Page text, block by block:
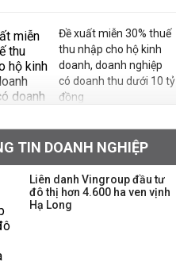
Đề xuất miễn 30% thuế
thu nhập cho hộ kinh
doanh, doanh nghiệp
có doanh thu dưới 10 tỷ
đồng
gần 500 triệu cổ phiếu,
tăng vốn lên gần
77.800 tỷ
TIN DOANH NGHIỆP
Liên danh Vingroup đầu tư
đô thị hơn 4.600 ha ven vịnh
Hạ Long